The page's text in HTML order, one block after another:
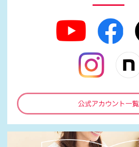
公式アカウント一覧